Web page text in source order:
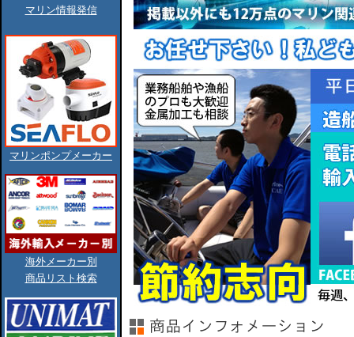
マリン情報発信
マリンポンプメーカー
海外メーカー別
商品リスト検索